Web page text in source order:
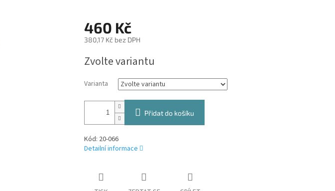
460 Kč
380,17 Kč bez DPH
cena:
Zvolte variantu
Varianta
Přidat do košíku
Kód: 20-066
Detailní informace